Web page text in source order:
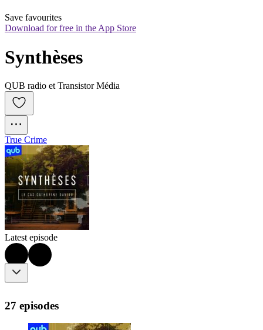
Save favourites
Download for free in the App Store
Synthèses
QUB radio et Transistor Média
True Crime
Latest episode
27 episodes